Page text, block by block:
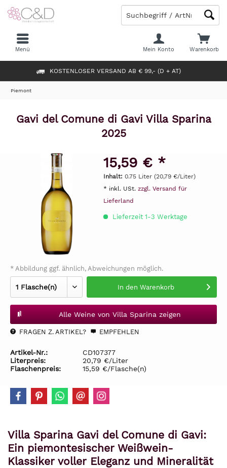
KOSTENLOSER VERSAND AB € 99,- (D + AT)
Warenkorb
Mein Konto
Menü
Piemont
Gavi del Comune di Gavi Villa Sparina
2025
15,59 € *
Inhalt: 0.75 Liter (20,79 €/Liter)
* inkl. USt. zzgl. Versand für
Lieferland
Lieferzeit 1-3 Werktage
* Abbildung ggf. ähnlich, Abweichungen möglich.
In den Warenkorb
Alle Weine von Villa Sparina zeigen
FRAGEN Z. ARTIKEL? EMPFEHLEN
Artikel-Nr.:
CD107377
Literpreis:
20,79 €/Liter
Flaschenpreis:
15,59 €/Flasche(n)
Villa Sparina Gavi del Comune di Gavi:
Ein piemontesischer Weißwein-
Klassiker voller Eleganz und Mineralität